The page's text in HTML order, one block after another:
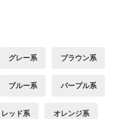
グレー系 ブラウン系
ブルー系 パープル系
レッド系 オレンジ系